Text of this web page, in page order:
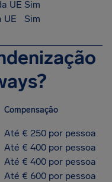
UE Sim
UE
Sim
Compensação
Até € 250 por pessoa
Até € 400 por pessoa
Até € 400 por pessoa
Até € 600 por pessoa